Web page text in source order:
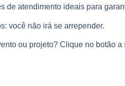
de atendimento ideais para
: você não irá se arrepender.
ou projeto? Clique no botão